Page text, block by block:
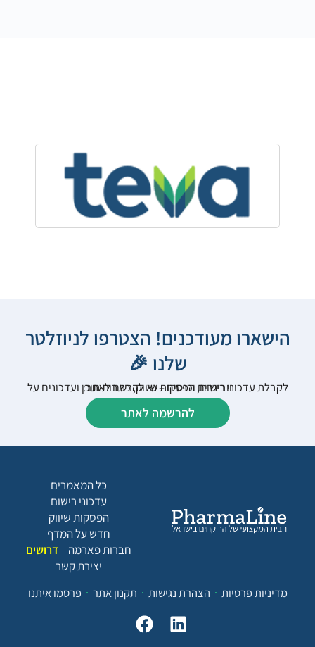
הישארו מעודכנים! הצטרפו לניוזלטר
שלנו 🎉
לקבלת עדכוני רישום, הפסקות שיווק, כתבות תוכן ועדכונים על וובינרים וכנסים – נא להרשם לאתר:
להרשמה לאתר
כל המאמרים
עדכוני רישום
הפסקות שיווק
חדש על המדף
חברות פארמה
דרושים
יצירת קשר
מדיניות פרטיות
הצהרת נגישות תקנון אתר פרסמו איתנו